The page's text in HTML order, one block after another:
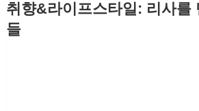
취향&라이프스타일: 리사를
들